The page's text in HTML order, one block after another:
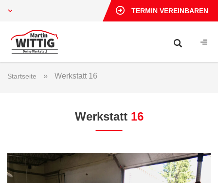
TERMIN VEREINBAREN
Startseite » Werkstatt 16
Werkstatt 16